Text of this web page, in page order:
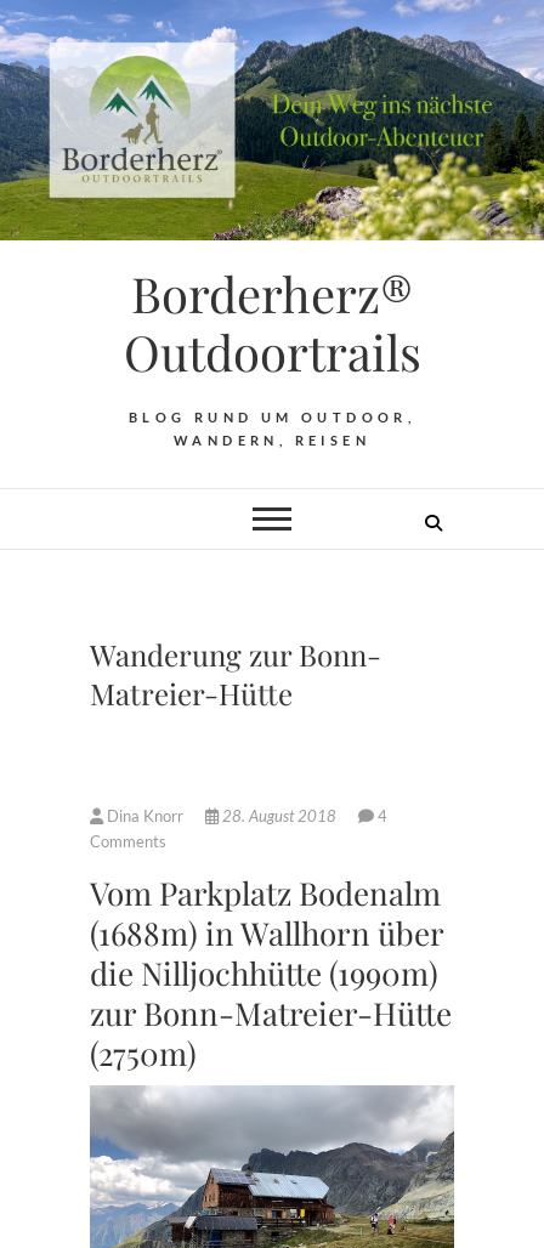
Borderherz®
Outdoortrails
BLOG RUND UM OUTDOOR,
WANDERN, REISEN
Wanderung zur Bonn-
Matreier-Hütte
Dina Knorr 28. August 2018
4
Comments
Vom Parkplatz Bodenalm
(1688m) in Wallhorn über
die Nilljochhütte (1990m)
zur Bonn-Matreier-Hütte
(2750m)